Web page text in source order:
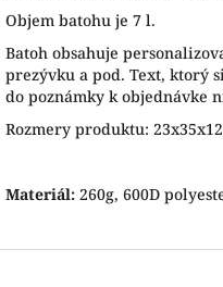
Objem batohu je 7 l.
Batoh obsahuje
prezývku a pod. Text, ktorý
do poznámky k objednávke
Rozmery produktu:
Materiál: 260g, 600D